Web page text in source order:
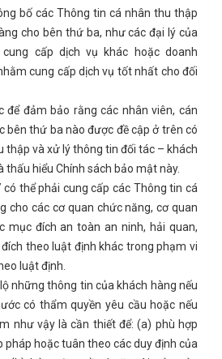
bố các Thông tin cá nhân thu thập
cho bên thứ ba, như các đại lý của
cấp dịch vụ khác hoặc doanh
cung cấp dịch vụ tốt nhất cho đối
để đảm bảo rằng các nhân viên, cán
bên thứ ba nào được đề cập ở trên có
thập và xử lý thông tin đối tác – khách
thấu hiểu Chính sách bảo mật này.
có thể phải cung cấp các Thông tin cá
cho các cơ quan chức năng, cơ quan
mục đích an toàn an ninh, hải quan,
theo luật định khác trong phạm vi
luật định.
những thông tin của khách hàng nếu
có thẩm quyền yêu cầu hoặc nếu
như vậy là cần thiết để: (a) phù hợp
pháp hoặc tuân theo các duy định của